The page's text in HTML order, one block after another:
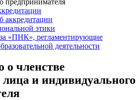
аккредитации
этики
«ПНК», регламентирующие
деятельности
о членстве
и индивидуального